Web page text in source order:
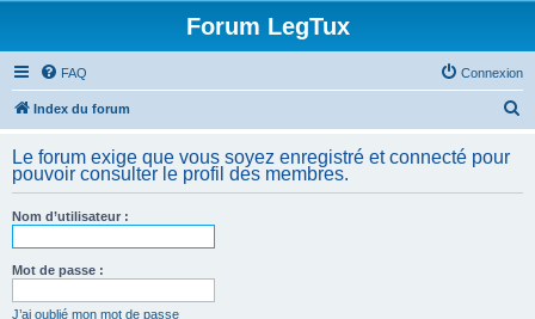
Forum LegTux
FAQ Connexion
Index du forum
h
Le forum exige que vous soyez enregistré et connecté pour
pouvoir consulter le profil des membres.
Nom d’utilisateur :
Mot de passe :
J’ai oublié mon mot de passe